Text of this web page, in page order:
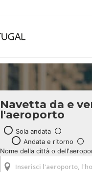
Navetta da e
l'aeroporto
Sola andata
Andata e ritorno
Nome della città o